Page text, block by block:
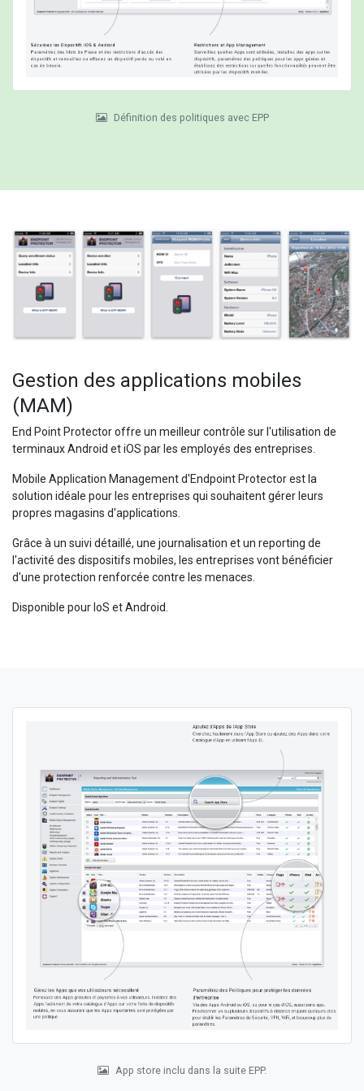
Définition des politiques avec EPP
Gestion des applications mobiles
(MAM)
End Point Protector offre un meilleur contrôle sur l'utilisation de
terminaux Android et iOS par les employés des entreprises.
Mobile Application Management d'Endpoint Protector est la
solution idéale pour les entreprises qui souhaitent gérer leurs
propres magasins d'applications.
Grâce à un suivi détaillé, une journalisation et un reporting de
l'activité des dispositifs mobiles, les entreprises vont bénéficier
d'une protection renforcée contre les menaces.
Disponible pour IoS et Android.
App store inclu dans la suite EPP.